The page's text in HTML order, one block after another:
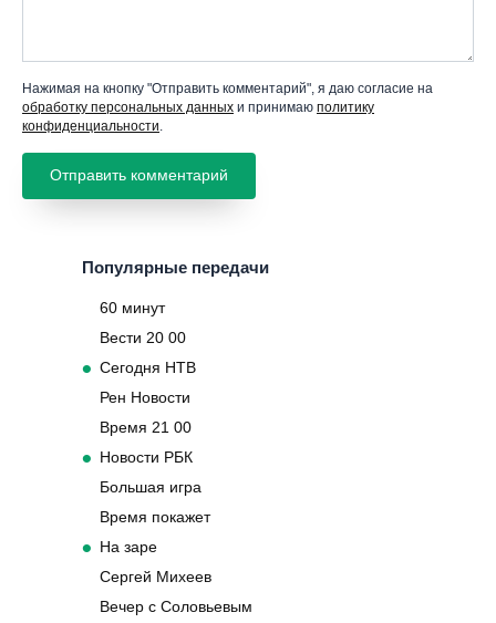
Нажимая на кнопку "Отправить комментарий", я даю согласие на
обработку персональных данных и принимаю политику
конфиденциальности
Популярные передачи
60 минут
Вести 20 00
Сегодня НТВ
Рен Новости
Время 21 00
Новости РБК
Большая игра
Время покажет
На заре
Сергей Михеев
Вечер с Соловьевым